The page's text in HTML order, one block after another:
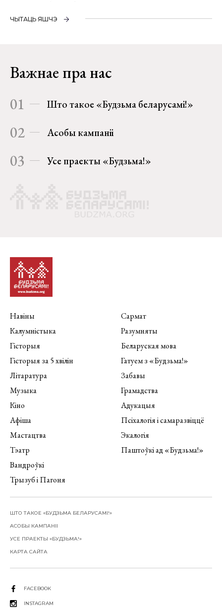
ЧЫТАЦЬ ЯШЧЭ
Важнае пра нас
01 Што такое «Будзьма беларусамі!»
02 Асобы кампаніі
03 Усе праекты «Будзьма!»
Навіны
Калумністыка
Гісторыя
Гісторыя за 5 хвілін
Літаратура
Музыка
Кіно
Афіша
Мастацтва
Тэатр
Вандроўкі
Трызуб і Пагоня
Сармат
Разумняты
Беларуская мова
Гатуем з «Будзьма!»
Забавы
Грамадства
Адукацыя
Псіхалогія і самаразвіццё
Экалогія
Паштоўкі ад «Будзьма!»
ШТО ТАКОЕ «БУДЗЬМА БЕЛАРУСАМІ!»
АСОБЫ КАМПАНІІ
УСЕ ПРАЕКТЫ «БУДЗЬМА!»
КАРТА САЙТА
FACEBOOK
INSTAGRAM